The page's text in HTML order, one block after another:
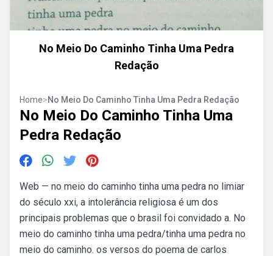
No Meio Do Caminho Tinha Uma Pedra
Redação
Home>No Meio Do Caminho Tinha Uma Pedra Redação
No Meio Do Caminho Tinha Uma
Pedra Redação
Web — no meio do caminho tinha uma pedra no limiar
do século xxi, a intolerância religiosa é um dos
principais problemas que o brasil foi convidado a. No
meio do caminho tinha uma pedra/tinha uma pedra no
meio do caminho. os versos do poema de carlos